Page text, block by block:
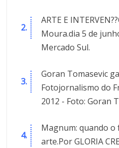
ARTE E
Moura.dia 5 de
Mercado Sul.
Goran Tomasevic
Fotojornalismo do
2012 - Foto: Goran
Magnum: quando
arte.Por GLORIA